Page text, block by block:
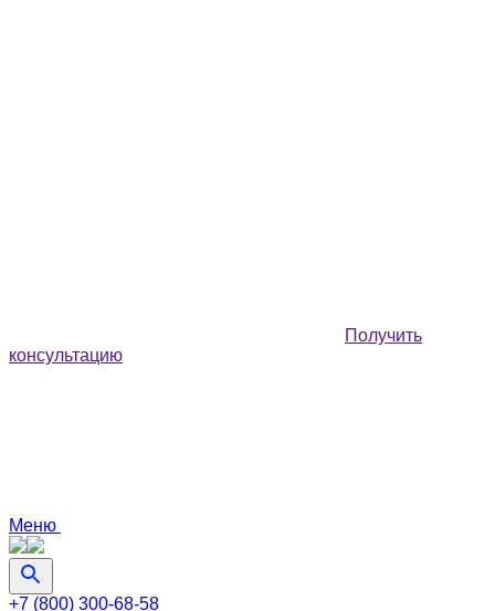
Получить
консультацию
Меню
+7 (800) 300-68-58